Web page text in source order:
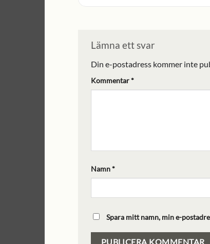
Lämna ett svar
Din e-postadress kommer inte
Kommentar*
Namn*
Spara mitt namn, min e-